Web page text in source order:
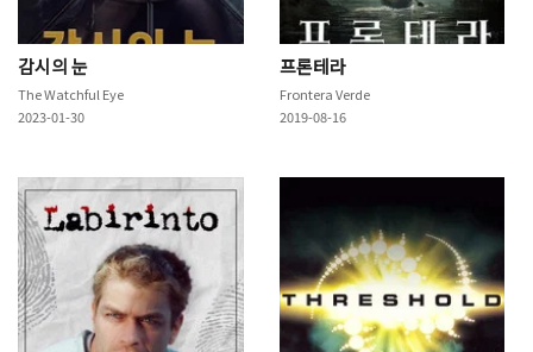
감시의 눈
The Watchful Eye
2023-01-30
프론테라
Frontera Verde
2019-08-16